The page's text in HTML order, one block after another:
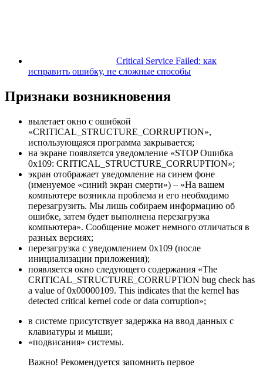
Critical Service Failed: как
исправить ошибку, не сложные способы
Признаки возникновения
вылетает окно с ошибкой
«CRITICAL_STRUCTURE_CORRUPTION»,
использующаяся программа закрывается;
на экране появляется уведомление «STOP Ошибка
0x109: CRITICAL_STRUCTURE_CORRUPTION»;
экран отображает уведомление на синем фоне
(именуемое «синий экран смерти») – «На вашем
компьютере возникла проблема и его необходимо
перезагрузить. Мы лишь собираем информацию об
ошибке, затем будет выполнена перезагрузка
компьютера». Сообщение может немного отличаться в
разных версиях;
перезагрузка с уведомлением 0x109 (после
инициализации приложения);
появляется окно следующего содержания «The
CRITICAL_STRUCTURE_CORRUPTION bug check has
a value of 0x00000109. This indicates that the kernel has
detected critical kernel code or data corruption»;
в системе присутствует задержка на ввод данных с
клавиатуры и мыши;
«подвисания» системы.
Важно! Рекомендуется запомнить первое